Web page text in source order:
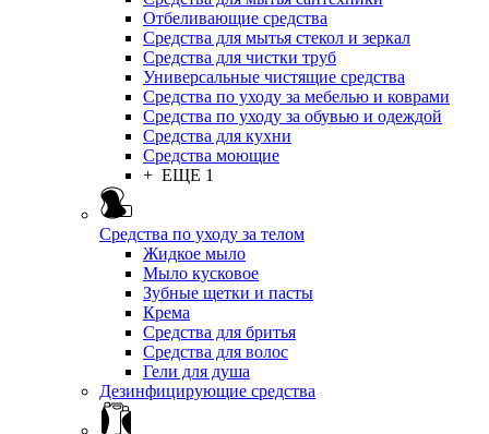
Отбеливающие средства
Средства для мытья стекол и зеркал
Средства для чистки труб
Универсальные чистящие средства
Средства по уходу за мебелью и коврами
Средства по уходу за обувью и одеждой
Средства для кухни
Средства моющие
+ ЕЩЕ 1
Средства по уходу за телом
Жидкое мыло
Мыло кусковое
Зубные щетки и пасты
Крема
Средства для бритья
Средства для волос
Гели для душа
Дезинфицирующие средства